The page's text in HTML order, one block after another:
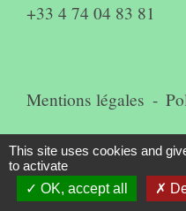
+33 4 74 04 83 81
Mentions légales -
Accessibilité - Plan
Gestion des cookies
This site uses cookies and
to activate
OK, accept all